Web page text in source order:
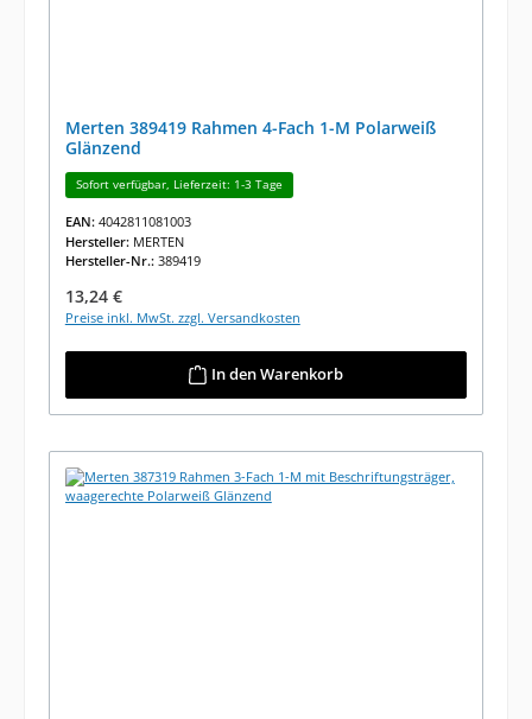
Merten 389419 Rahmen 4-Fach 1-M Polarweiß
Glänzend
Sofort verfügbar, Lieferzeit: 1-3 Tage
EAN: 4042811081003
Hersteller: MERTEN
Hersteller-Nr.: 389419
Regulärer Preis:
13,24 €
Preise inkl. MwSt. zzgl. Versandkosten
In den Warenkorb